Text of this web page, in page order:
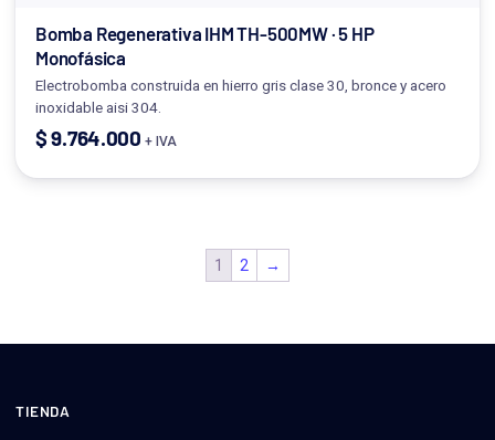
Bomba Regenerativa IHM TH-500MW · 5 HP
Monofásica
Electrobomba construida en hierro gris clase 30, bronce y acero
inoxidable aisi 304.
$9.764.000 + IVA
1 2 →
TIENDA